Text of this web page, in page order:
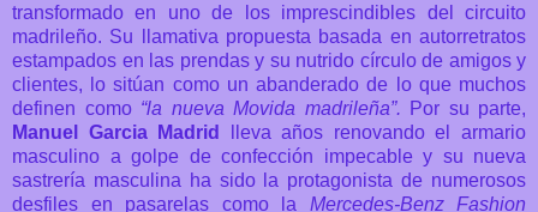
transformado en uno de los imprescindibles del circuito
madrileño. Su llamativa propuesta basada en autorretratos
estampados en las prendas y su nutrido círculo de amigos y
clientes, lo sitúan como un abanderado de lo que muchos
definen como “la nueva Movida madrileña”. Por su parte,
Manuel Garcia Madrid
lleva años renovando el armario
masculino a golpe de confección impecable y su nueva
sastrería masculina ha sido la protagonista de numerosos
desfiles en pasarelas como la Mercedes-Benz Fashion